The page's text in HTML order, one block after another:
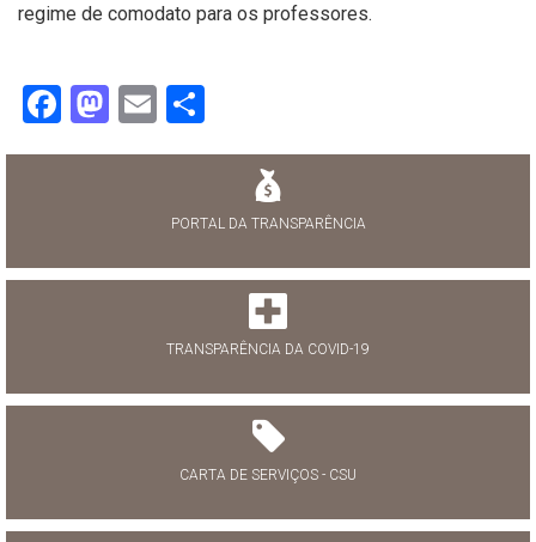
regime de comodato para os professores.
Facebook
Mastodon
Email
PORTAL DA TRANSPARÊNCIA
TRANSPARÊNCIA DA COVID-19
CARTA DE SERVIÇOS - CSU